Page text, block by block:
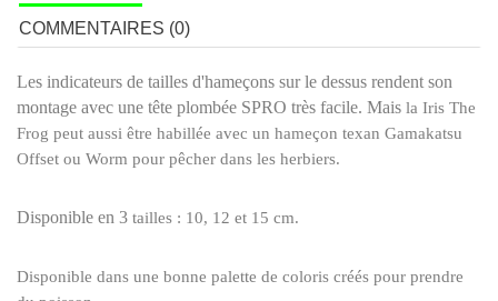
COMMENTAIRES (0)
Les indicateurs de tailles d'hameçons sur le dessus rendent son
montage avec une tête plombée SPRO très facile. Mais la Iris The
Frog peut aussi être habillée avec un hameçon texan Gamakatsu
Offset ou Worm pour pêcher dans les herbiers.
Disponible en 3 tailles : 10, 12 et 15 cm.
Disponible dans une bonne palette de coloris créés pour prendre